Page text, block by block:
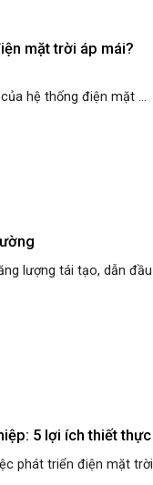
mặt trời áp mái?
hệ thống điện mặt ...
lượng tái tạo, dẫn đầu
5 lợi ích thiết thực
phát triển điện mặt trời